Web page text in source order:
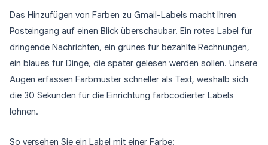
Das Hinzufügen von Farben zu Gmail-Labels macht Ihren
Posteingang auf einen Blick überschaubar. Ein rotes Label für
dringende Nachrichten, ein grünes für bezahlte Rechnungen,
ein blaues für Dinge, die später gelesen werden sollen. Unsere
Augen erfassen Farbmuster schneller als Text, weshalb sich
die 30 Sekunden für die Einrichtung farbcodierter Labels
lohnen.
So versehen Sie ein Label mit einer Farbe: